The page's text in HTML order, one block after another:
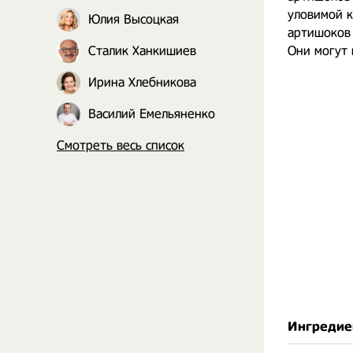
уловимой
Они могут
Юлия Высоцкая
Сталик Ханкишиев
Ирина Хлебникова
Василий Емельяненко
Смотреть весь список